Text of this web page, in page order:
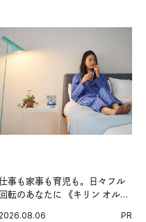
事も家事も育児も。日々フル
回転のあなたに 《キリン オルニ
2026.08.06 PR